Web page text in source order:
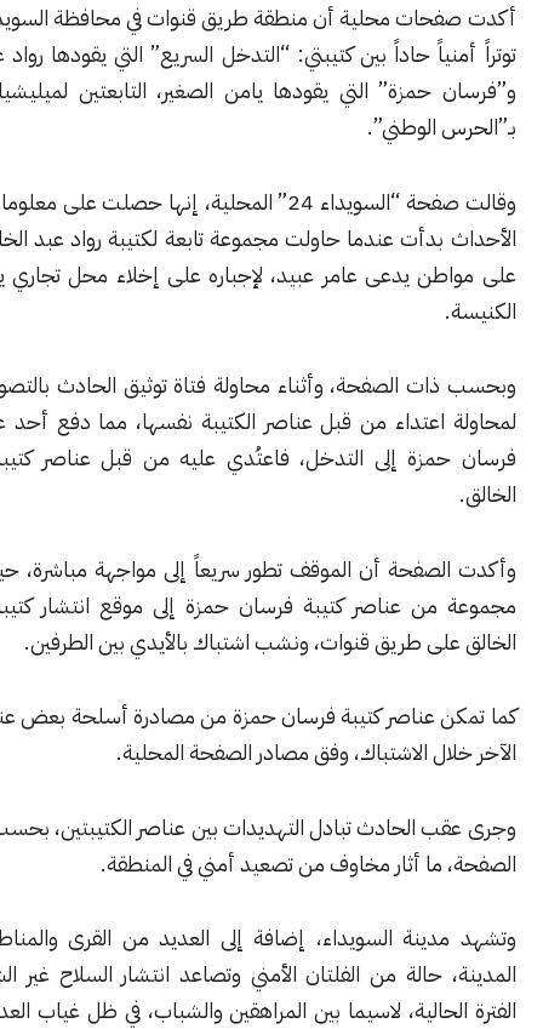
محلية أن منطقة طريق قنوات في محافظة السويداء، شهدت
حاداً بين كتيبتي: “التدخل السريع” التي يقودها رواد عبد الخالق،
حمزة” التي يقودها يامن الصغير، التابعتين لميليشيا ما تسمى
الوطني”.
وقالت صفحة “السويداء 24” المحلية، إنها حصلت على معلومات تفيد بأن
بدأت عندما حاولت مجموعة تابعة لكتيبة رواد عبد الخالق الاعتداء
يدعى عامر عبيد، لإجباره على إخلاء محل تجاري يعود لأملاك
الصفحة، وأثناء محاولة فتاة توثيق الحادث بالتصوير، تعرضت
اعتداء من قبل عناصر الكتيبة نفسها، مما دفع أحد عناصر كتيبة
إلى التدخل، فاعتُدي عليه من قبل عناصر كتيبة رواد عبد
أن الموقف تطور سريعاً إلى مواجهة مباشرة، حيث توجهت
عناصر كتيبة فرسان حمزة إلى موقع انتشار كتيبة رواد عبد
طريق قنوات، ونشب اشتباك بالأيدي بين الطرفين.
عناصر كتيبة فرسان حمزة من مصادرة أسلحة بعض عناصر الطرف
الاشتباك، وفق مصادر الصفحة المحلية.
الحادث تبادل التهديدات بين عناصر الكتيبتين، بحسب ما أشارت
ما أثار مخاوف من تصعيد أمني في المنطقة.
السويداء، إضافة إلى العديد من القرى والمناطق في ريف
حالة من الفلتان الأمني وتصاعد انتشار السلاح غير الشرعي خلال
لاسيما بين المراهقين والشباب، في ظل غياب العدالة وتطبيق